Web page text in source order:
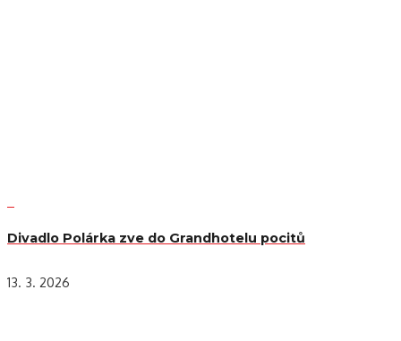
Divadlo Polárka zve do Grandhotelu pocitů
13. 3. 2026